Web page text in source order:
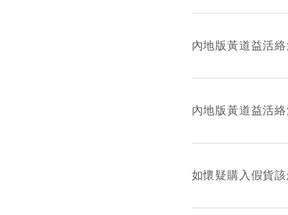
內地版黃道益活
業或個人生產 “
內地版黃道益活
如懷疑購入假貨